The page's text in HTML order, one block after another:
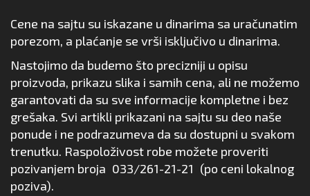
Cene na sajtu su iskazane u dinarima sa uračunatim
porezom, a plaćanje se vrši isključivo u dinarima.
Nastojimo da budemo što precizniji u opisu
proizvoda, prikazu slika i samih cena, ali ne možemo
garantovati da su sve informacije kompletne i bez
grešaka. Svi artikli prikazani na sajtu su deo naše
ponude i ne podrazumeva da su dostupni u svakom
trenutku. Raspoloživost robe možete proveriti
pozivanjem broja 033/261-21-21 (po ceni lokalnog
poziva).